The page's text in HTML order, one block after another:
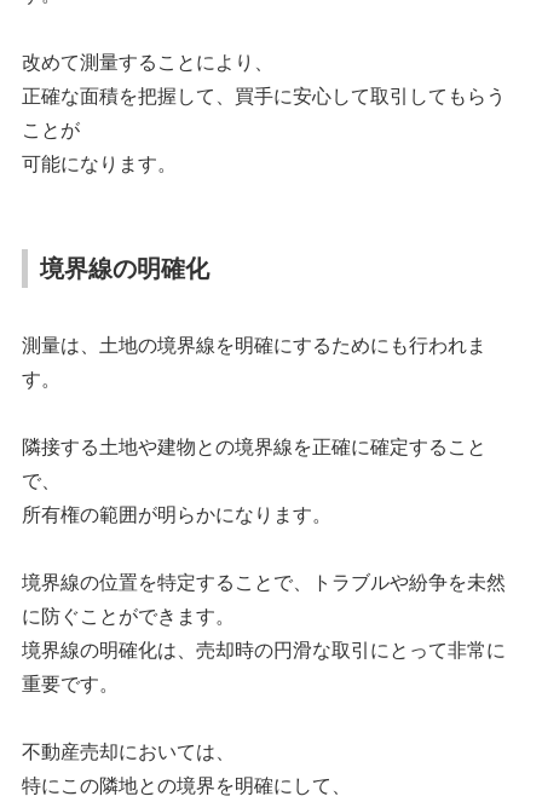
改めて測量することにより、
正確な面積を把握して、買手に安心して取引してもらう
ことが
可能になります。
境界線の明確化
測量は、土地の境界線を明確にするためにも行われま
す。
隣接する土地や建物との境界線を正確に確定すること
で、
所有権の範囲が明らかになります。
境界線の位置を特定することで、トラブルや紛争を未然
に防ぐことができます。
境界線の明確化は、売却時の円滑な取引にとって非常に
重要です。
不動産売却においては、
特にこの隣地との境界を明確にして、